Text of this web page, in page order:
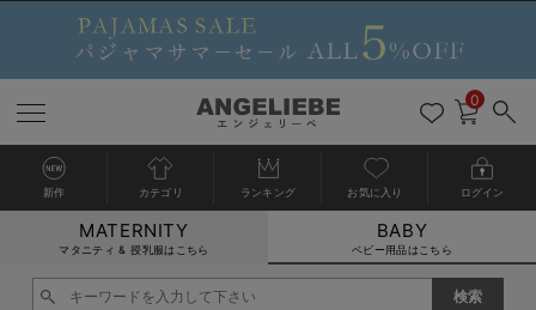
新生児服全て
ベビー服全て
シーズンアイテム全て
ベビー・新生児 寝具全て
ベビー 雑貨全て
お出かけグッズ全て
ベビー｜季節の特集全て
アウトレット全て
特集全て
再入荷全て
戻る
送料無料アイテム全て
戻る
ブラキャミ おまとめ
戻る
【37周年祭セール】
戻る
気温差別オススメア
戻る
戻る
戻る
マタニティウェア
戻る
こだわりの履き心地
戻る
戻る
出産準備応援割全て
戻る
戻る
戻る
戻る
戻る
戻る
戻る
春のマタニティワン
戻る
Gift Selection 出産
戻る
冬の冷え対策インナ
戻る
入院準備の持ち物チ
戻る
冬のあったか特集全て
送料495円(一部地域を除く) 7,700円以上で送料無料
LINE お友達登録で500円OFF click
0
新作 カテゴリ ランキング お気に入り ログイン
MATERNITY
マタニティ & 授乳服はこちら
BABY
ベビー用品はこちら
カートに入れる